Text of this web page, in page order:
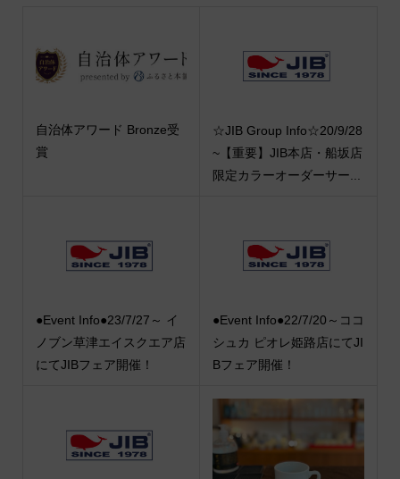
自治体アワード Bronze受
賞
☆JIB Group Info☆20/9/28
~【重要】JIB本店・船坂店
限定カラーオーダーサー...
●Event Info●23/7/27～ イ
ノブン草津エイスクエア店
にてJIBフェア開催！
●Event Info●22/7/20～ココ
シュカ ピオレ姫路店にてJI
Bフェア開催！